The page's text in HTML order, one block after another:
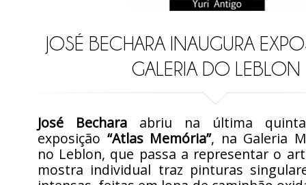
JOSÉ BECHARA INAUGURA
GALERIA DO LEBLON
José Bechara abriu na última
exposição “Atlas Memória”, na Galeria
no Leblon, que passa a representar o
mostra individual traz pinturas